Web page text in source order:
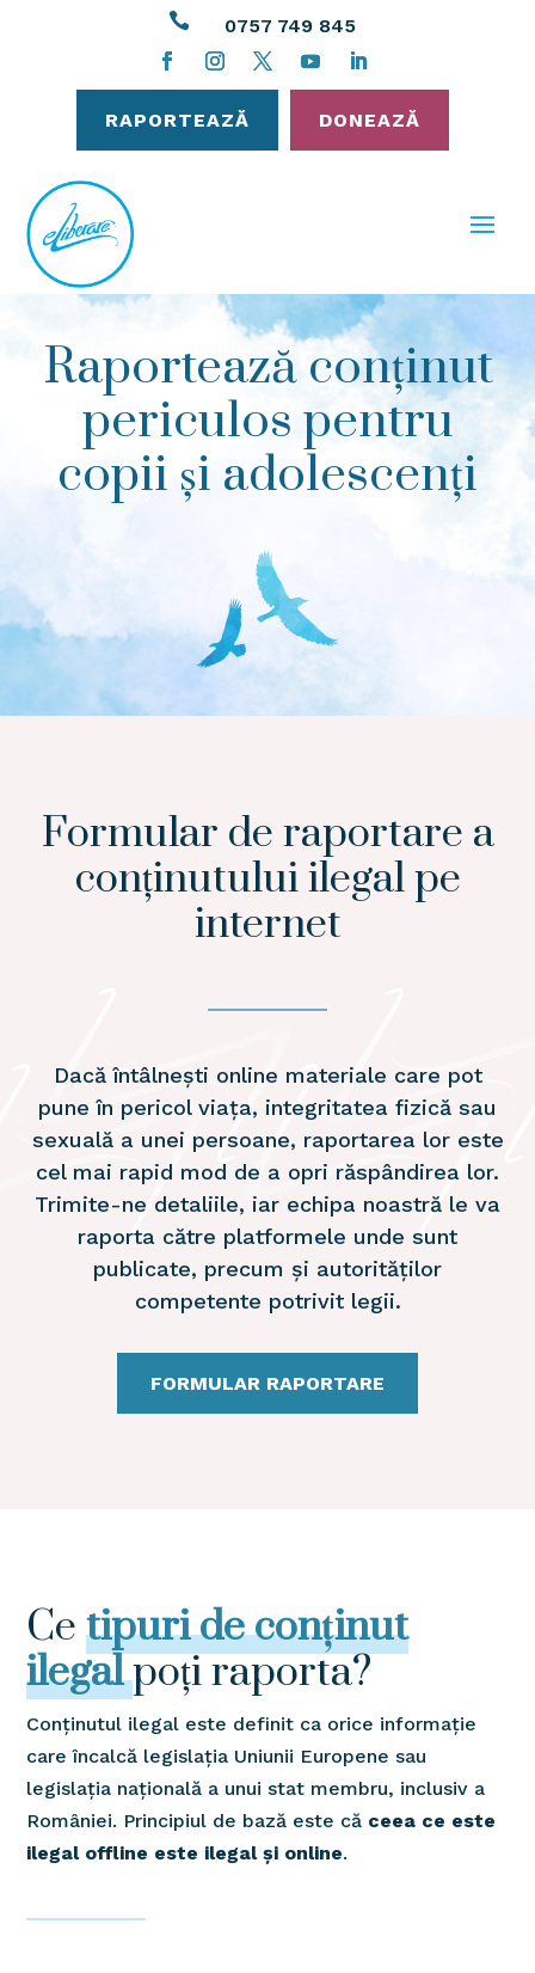
 0757 749 845
RAPORTEAZĂ DONEAZĂ
Raportează conținut
periculos pentru
copii și adolescenți
Formular de raportare a
conținutului ilegal pe
internet
Dacăîntâlnești online materiale care pot
puneîn pericol viața, integritatea fizică sau
sexuală a unei persoane, raportarea lor este
cel mai rapid mod de a opri răspândirea lor.
Trimite-ne detaliile, iar echipa noastră le va
raporta către platformele unde sunt
publicate, precum și autorităților
competente potrivit legii.
FORMULAR RAPORTARE
Cetipuri de conținut
ilegalpoți raporta?
Conținutul ilegal este definit ca orice informație
care încalcă legislația Uniunii Europene sau
legislația națională a unui stat membru, inclusiv a
României. Principiul de bază este că ceea ce este
ilegal offline este ilegal și online.